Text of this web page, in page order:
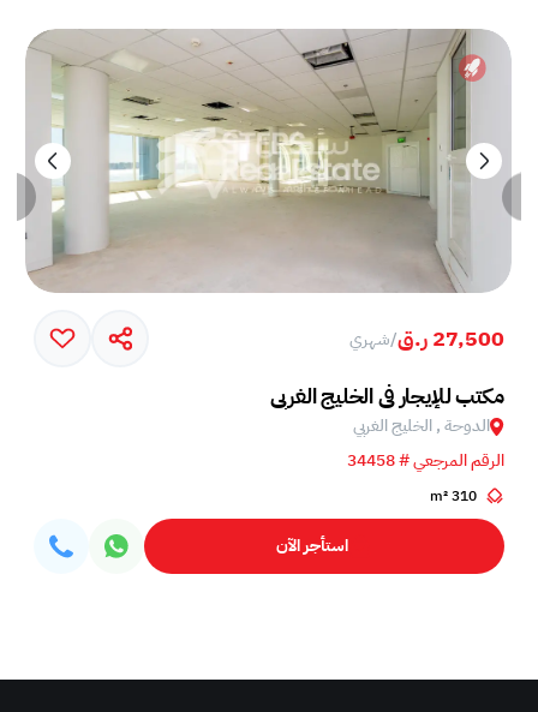
27,500 ر.ق /شهري
مكتب للإيجار في الخليج الغربي
الدوحة , الخليج الغربي
الرقم المرجعي # 34458
310 m²
استأجر الآن